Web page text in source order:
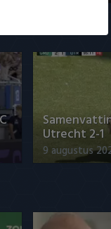
Utrecht 2-1
9 augustus